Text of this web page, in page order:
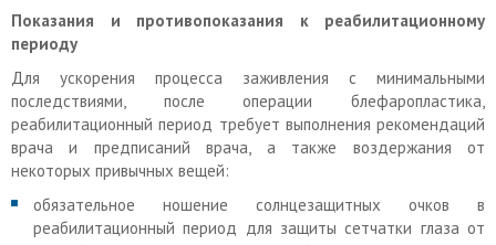
Показания и противопоказания к реабилитационному
периоду
Для ускорения процесса заживления с минимальными
последствиями, после операции блефаропластика,
реабилитационный период требует выполнения рекомендаций
врача и предписаний врача, а также воздержания от
некоторых привычных вещей:
обязательное ношение солнцезащитных очков в
реабилитационный период для защиты сетчатки глаза от